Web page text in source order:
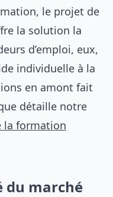
le projet de
la solution la
d’emploi, eux,
individuelle à la
en amont fait
détaille notre
la formation
du marché